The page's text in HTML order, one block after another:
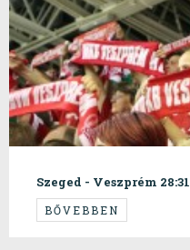
Szeged - Veszprém 28:31
BŐVEBBEN